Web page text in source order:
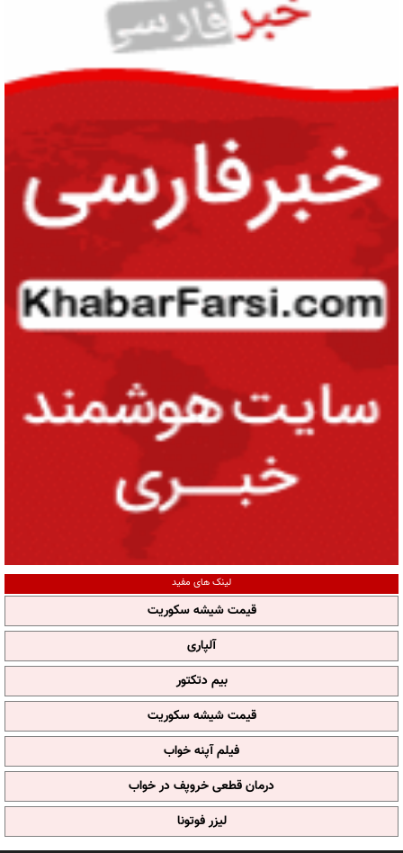
لینک های مفید
قیمت شیشه سکوریت
آلپاری
بیم دتکتور
قیمت شیشه سکوریت
فیلم آپنه خواب
درمان قطعی خروپف در خواب
لیزر فوتونا